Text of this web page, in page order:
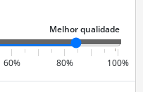
60% 80% 100%